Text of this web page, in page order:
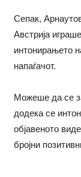
Сепак,
Австрија
интонирањето
напаѓачот.
Можеше да се
додека се
објавеното
бројни